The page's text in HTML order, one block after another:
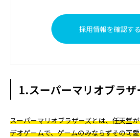
採用情報を確認する
1.スーパーマリオブラザ
スーパーマリオブラザーズとは、任天堂
デオゲームで、ゲームのみならずその可